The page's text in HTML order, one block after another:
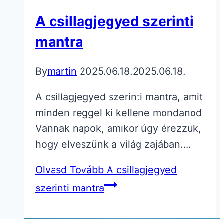
A csillagjegyed szerinti
mantra
Bymartin 2025.06.18.2025.06.18.
A csillagjegyed szerinti mantra, amit
minden reggel ki kellene mondanod
Vannak napok, amikor úgy érezzük,
hogy elveszünk a világ zajában….
Olvasd Tovább A csillagjegyed
szerinti mantra